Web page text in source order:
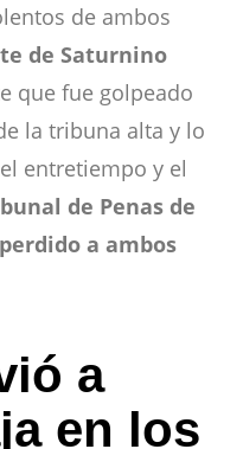
de ambos
de Saturnino
que fue golpeado
la tribuna alta y lo
entretiempo y el
de Penas de
a ambos
a
en los